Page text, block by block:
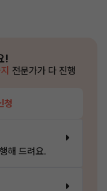
!
전문가가 다 진행
청
해 드려요.